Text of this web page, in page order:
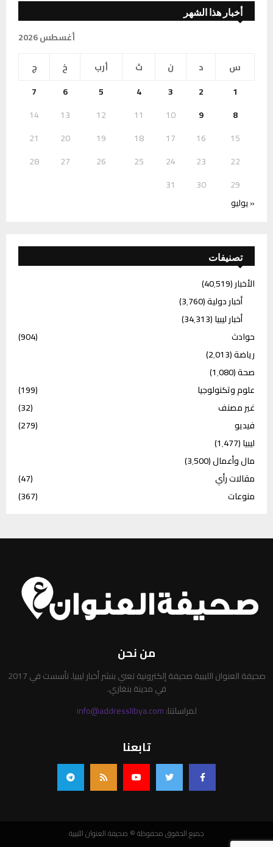
أخبار هذا الشهر
أغسطس 2026
س
د ن ث أرب خ
ج
1
2
3
4
5
6
7
8
9
10
11
12
13
14
15
16
17
18
19
20
21
22
23
24
25
26
27
28
29
30
31
« يوليو
تصنيفات
الأخبار(40٬519)
أخبار دولية(3٬760)
أخبار ليبيا(34٬313)
حوادث
(904)
رياضة(2٬013)
صحة(1٬080)
علوم وتكنولوجيا
(199)
غير مصنف
(32)
فيديو
(279)
ليبيا(1٬477)
مال وأعمال(3٬500)
مقالات رأي
(47)
منوعات
(367)
من نحن
صحيفة العنوان الليبية صحيفة إلكترونية تعني بنشر أخبار ليبيا. تأسست في 2017
في مدينة بنغازي.
لمراسلتنا:info@addresslibya.com
تابعنا
جميع الحقوق محفوظة © صحيفة العنوان الليبية